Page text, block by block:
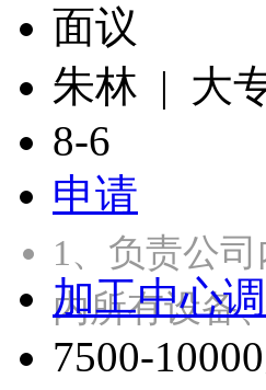
面议
朱林 | 大
8-6
申请
1、负责公
内所有设备
加工中心
7500-